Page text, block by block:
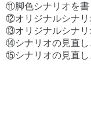
⑪脚色シナリオを書
⑫オリジナルシナリ
⑬オリジナルシナリ
⑭シナリオの見直し
⑮シナリオの見直し